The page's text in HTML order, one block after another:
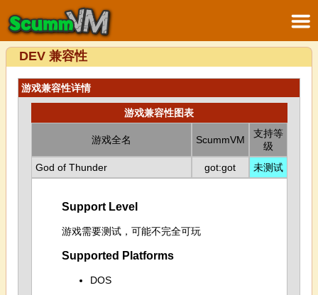
DEV 兼容性
游戏兼容性详情
游戏兼容性图表
游戏全名 ScummVM
支持等
级
God of Thunder
got:got 未测试
Support Level
游戏需要测试，可能不完全可玩
Supported Platforms
DOS